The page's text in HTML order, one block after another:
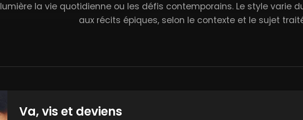
lumière la vie quotidienne ou les défis contemporains. Le style varie
aux récits épiques, selon le contexte et le sujet
Va, vis et deviens